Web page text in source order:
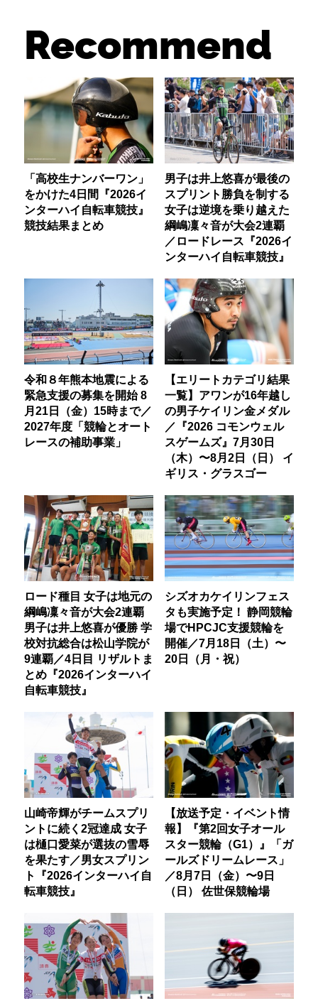
Recommend
「高校生ナンバーワン」
をかけた4日間『2026イ
ンターハイ自転車競技』
競技結果まとめ
男子は井上悠喜が最後の
スプリント勝負を制する
女子は逆境を乗り越えた
綱嶋凜々音が大会2連覇
／ロードレース『2026イ
ンターハイ自転車競技』
令和８年熊本地震による
緊急支援の募集を開始 8
月21日（金）15時まで／
2027年度「競輪とオート
レースの補助事業」
【エリートカテゴリ結果
一覧】アワンが16年越し
の男子ケイリン金メダル
／『2026 コモンウェル
スゲームズ』7月30日
（木）〜8月2日（日） イ
ギリス・グラスゴー
ロード種目 女子は地元の
綱嶋凜々音が大会2連覇
男子は井上悠喜が優勝 学
校対抗総合は松山学院が
9連覇／4日目 リザルトま
とめ『2026インターハイ
自転車競技』
シズオカケイリンフェス
タも実施予定！ 静岡競輪
場でHPCJC支援競輪を
開催／7月18日（土）〜
20日（月・祝）
山崎帝輝がチームスプリ
ントに続く2冠達成 女子
は樋口愛菜が選抜の雪辱
を果たす／男女スプリン
ト『2026インターハイ自
転車競技』
【放送予定・イベント情
報】『第2回女子オール
スター競輪（G1）』「ガ
ールズドリームレース」
／8月7日（金）〜9日
（日） 佐世保競輪場